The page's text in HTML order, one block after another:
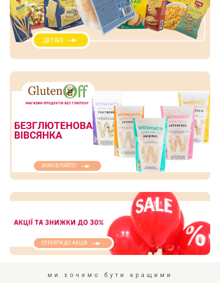
ДЕТАЛІ
ЗАМОВЛЯЙТЕ!
ПЕРЕЙТИ ДО АКЦІЙ
ми хочемо бути кращими